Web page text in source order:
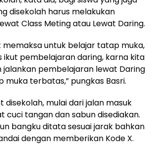
disekolah harus melakukan
Class Meting atau Lewat Daring.
memaksa untuk belajar tatap muka,
ikut pembelajaran daring, karna kita
jalankan pembelajaran lewat Daring
muka terbatas,” pungkas Basri.
disekolah, mulai dari jalan masuk
cuci tangan dan sabun disediakan.
bangku ditata sesuai jarak bahkan
dengan memberikan Kode X.